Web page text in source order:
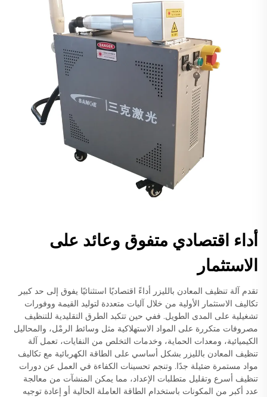
أداء اقتصادي متفوق وعائد على
الاستثمار
تقدم آلة تنظيف المعادن بالليزر أداءً اقتصاديًا استثنائيًا يفوق إلى حد كبير
تكاليف الاستثمار الأولية من خلال آليات متعددة لتوليد القيمة ووفورات
تشغيلية على المدى الطويل. ففي حين تتكبد الطرق التقليدية للتنظيف
مصروفات متكررة على المواد الاستهلاكية مثل وسائط الرمْل، والمحاليل
الكيميائية، ومعدات الحماية، وخدمات التخلص من النفايات، تعمل آلة
تنظيف المعادن بالليزر بشكل أساسي على الطاقة الكهربائية مع تكاليف
مواد مستمرة ضئيلة جدًا. وتنجم تحسينات الكفاءة في العمل عن دورات
تنظيف أسرع وتقليل متطلبات الإعداد، مما يمكن المنشآت من معالجة
عدد أكبر من المكونات باستخدام الطاقة العاملة الحالية أو إعادة توجيه